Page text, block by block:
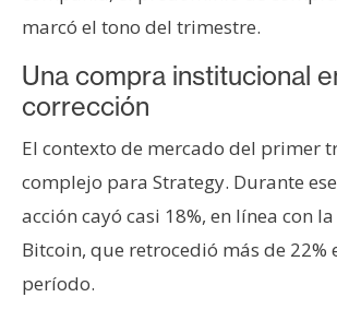
marcó el tono del trimestre.
Una compra institucional
corrección
El contexto de mercado del primer
complejo para Strategy. Durante
acción cayó casi 18%, en línea con
Bitcoin, que retrocedió más de 22%
período.